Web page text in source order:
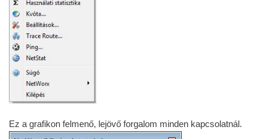
Ez a grafikon felmenő, lejövő forgalom minden kapcsolatnál.